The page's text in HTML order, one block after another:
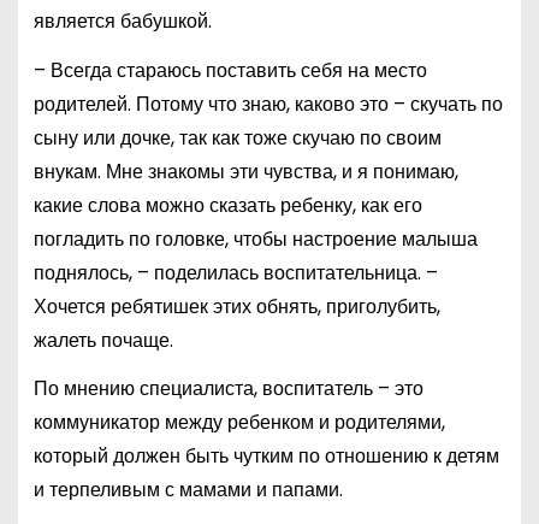
является бабушкой.
– Всегда стараюсь поставить себя на место
родителей. Потому что знаю, каково это – скучать по
сыну или дочке, так как тоже скучаю по своим
внукам. Мне знакомы эти чувства, и я понимаю,
какие слова можно сказать ребенку, как его
погладить по головке, чтобы настроение малыша
поднялось, – поделилась воспитательница. –
Хочется ребятишек этих обнять, приголубить,
жалеть почаще.
По мнению специалиста, воспитатель – это
коммуникатор между ребенком и родителями,
который должен быть чутким по отношению к детям
и терпеливым с мамами и папами.